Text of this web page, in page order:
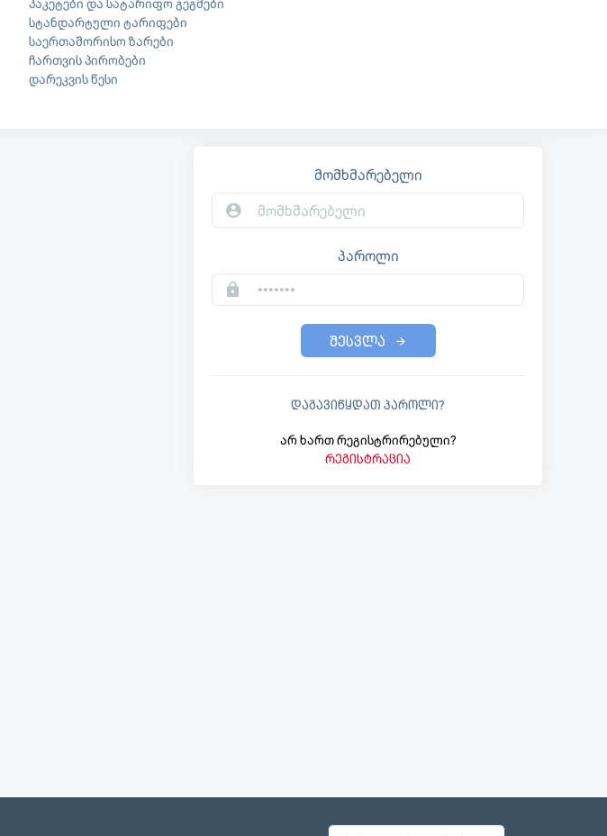
სტანდარტული ტარიფები
საერთაშორისო ზარები
ჩართვის პირობები
დარეკვის წესი
მომხმარებელი
პაროლი
შესვლა
დაგავიწყდათ პაროლი?
არ ხართ რეგისტრირებული?
რეგისტრაცია